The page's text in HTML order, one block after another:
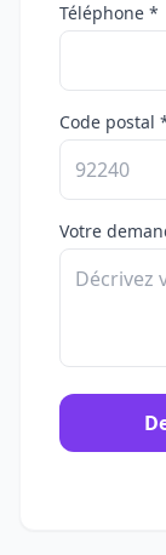
Téléphone *
Code postal
Votre